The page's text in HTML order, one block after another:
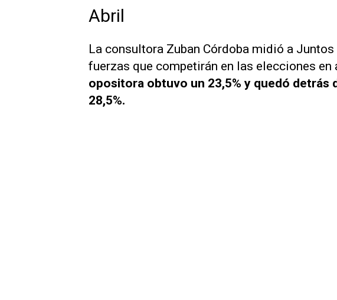
Abril
La consultora Zuban Córdoba midió a Juntos
fuerzas que competirán en las elecciones en
opositora obtuvo un 23,5% y quedó detrás
28,5%.